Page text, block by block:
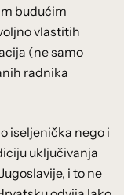
budućim
vlastitih
(ne samo
radnika
iseljenička nego i
uključivanja
i to ne